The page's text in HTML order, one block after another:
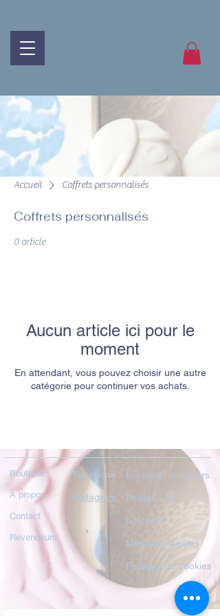
Accueil Coffrets personnalisés
Coffrets personnalisés
0 article
Aucun article ici pour le
moment
En attendant, vous pouvez choisir une autre
catégorie pour continuer vos achats.
Boutique
À propos
Contact
Revendeurs
Facebook
Instagram
Livraison et retours
Politique de
boutique
Mentions légales
Politique de cookies